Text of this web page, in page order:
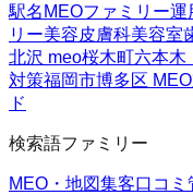
駅名MEOファミリー運
リー美容皮膚科美容室
北沢 meo桜木町六本木
対策福岡市博多区
ド
検索語ファミリー
MEO・地図集客口コミ